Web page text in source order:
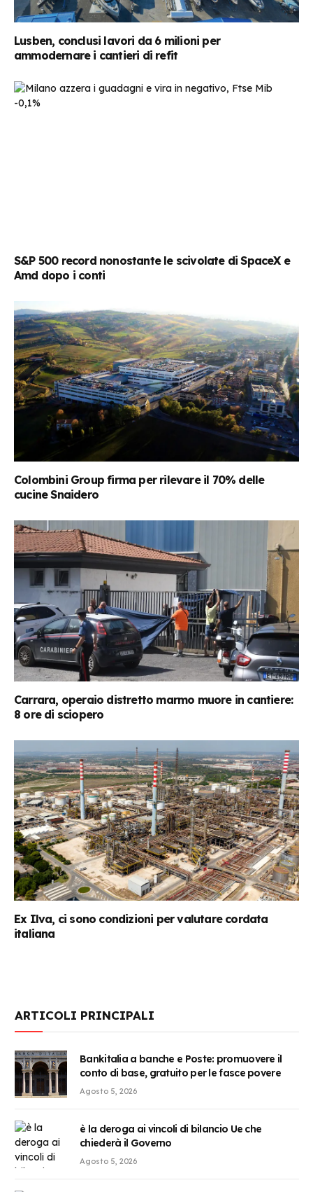
Lusben, conclusi lavori da 6 milioni per
ammodernare i cantieri di refit
S&P 500 record nonostante le scivolate di SpaceX e
Amd dopo i conti
Colombini Group firma per rilevare il 70% delle
cucine Snaidero
Carrara, operaio distretto marmo muore in cantiere:
8 ore di sciopero
Ex Ilva, ci sono condizioni per valutare cordata
italiana
ARTICOLI PRINCIPALI
Bankitalia a banche e Poste: promuovere il
conto di base, gratuito per le fasce povere
Agosto 5, 2026
è la deroga ai vincoli di bilancio Ue che
chiederà il Governo
Agosto 5, 2026